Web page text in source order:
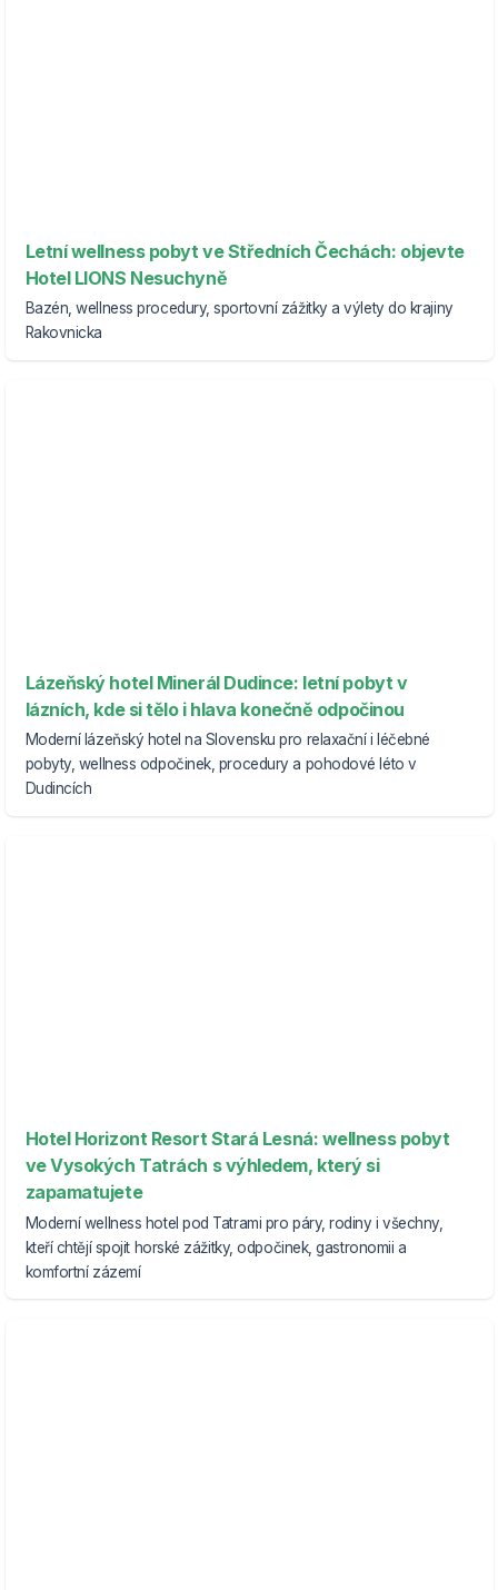
Letní wellness pobyt ve Středních Čechách: objevte
Hotel LIONS Nesuchyně
Bazén, wellness procedury, sportovní zážitky a výlety do krajiny
Rakovnicka
Lázeňský hotel Minerál Dudince: letní pobyt v
lázních, kde si tělo i hlava konečně odpočinou
Moderní lázeňský hotel na Slovensku pro relaxační i léčebné
pobyty, wellness odpočinek, procedury a pohodové léto v
Dudincích
Hotel Horizont Resort Stará Lesná: wellness pobyt
ve Vysokých Tatrách s výhledem, který si
zapamatujete
Moderní wellness hotel pod Tatrami pro páry, rodiny i všechny,
kteří chtějí spojit horské zážitky, odpočinek, gastronomii a
komfortní zázemí